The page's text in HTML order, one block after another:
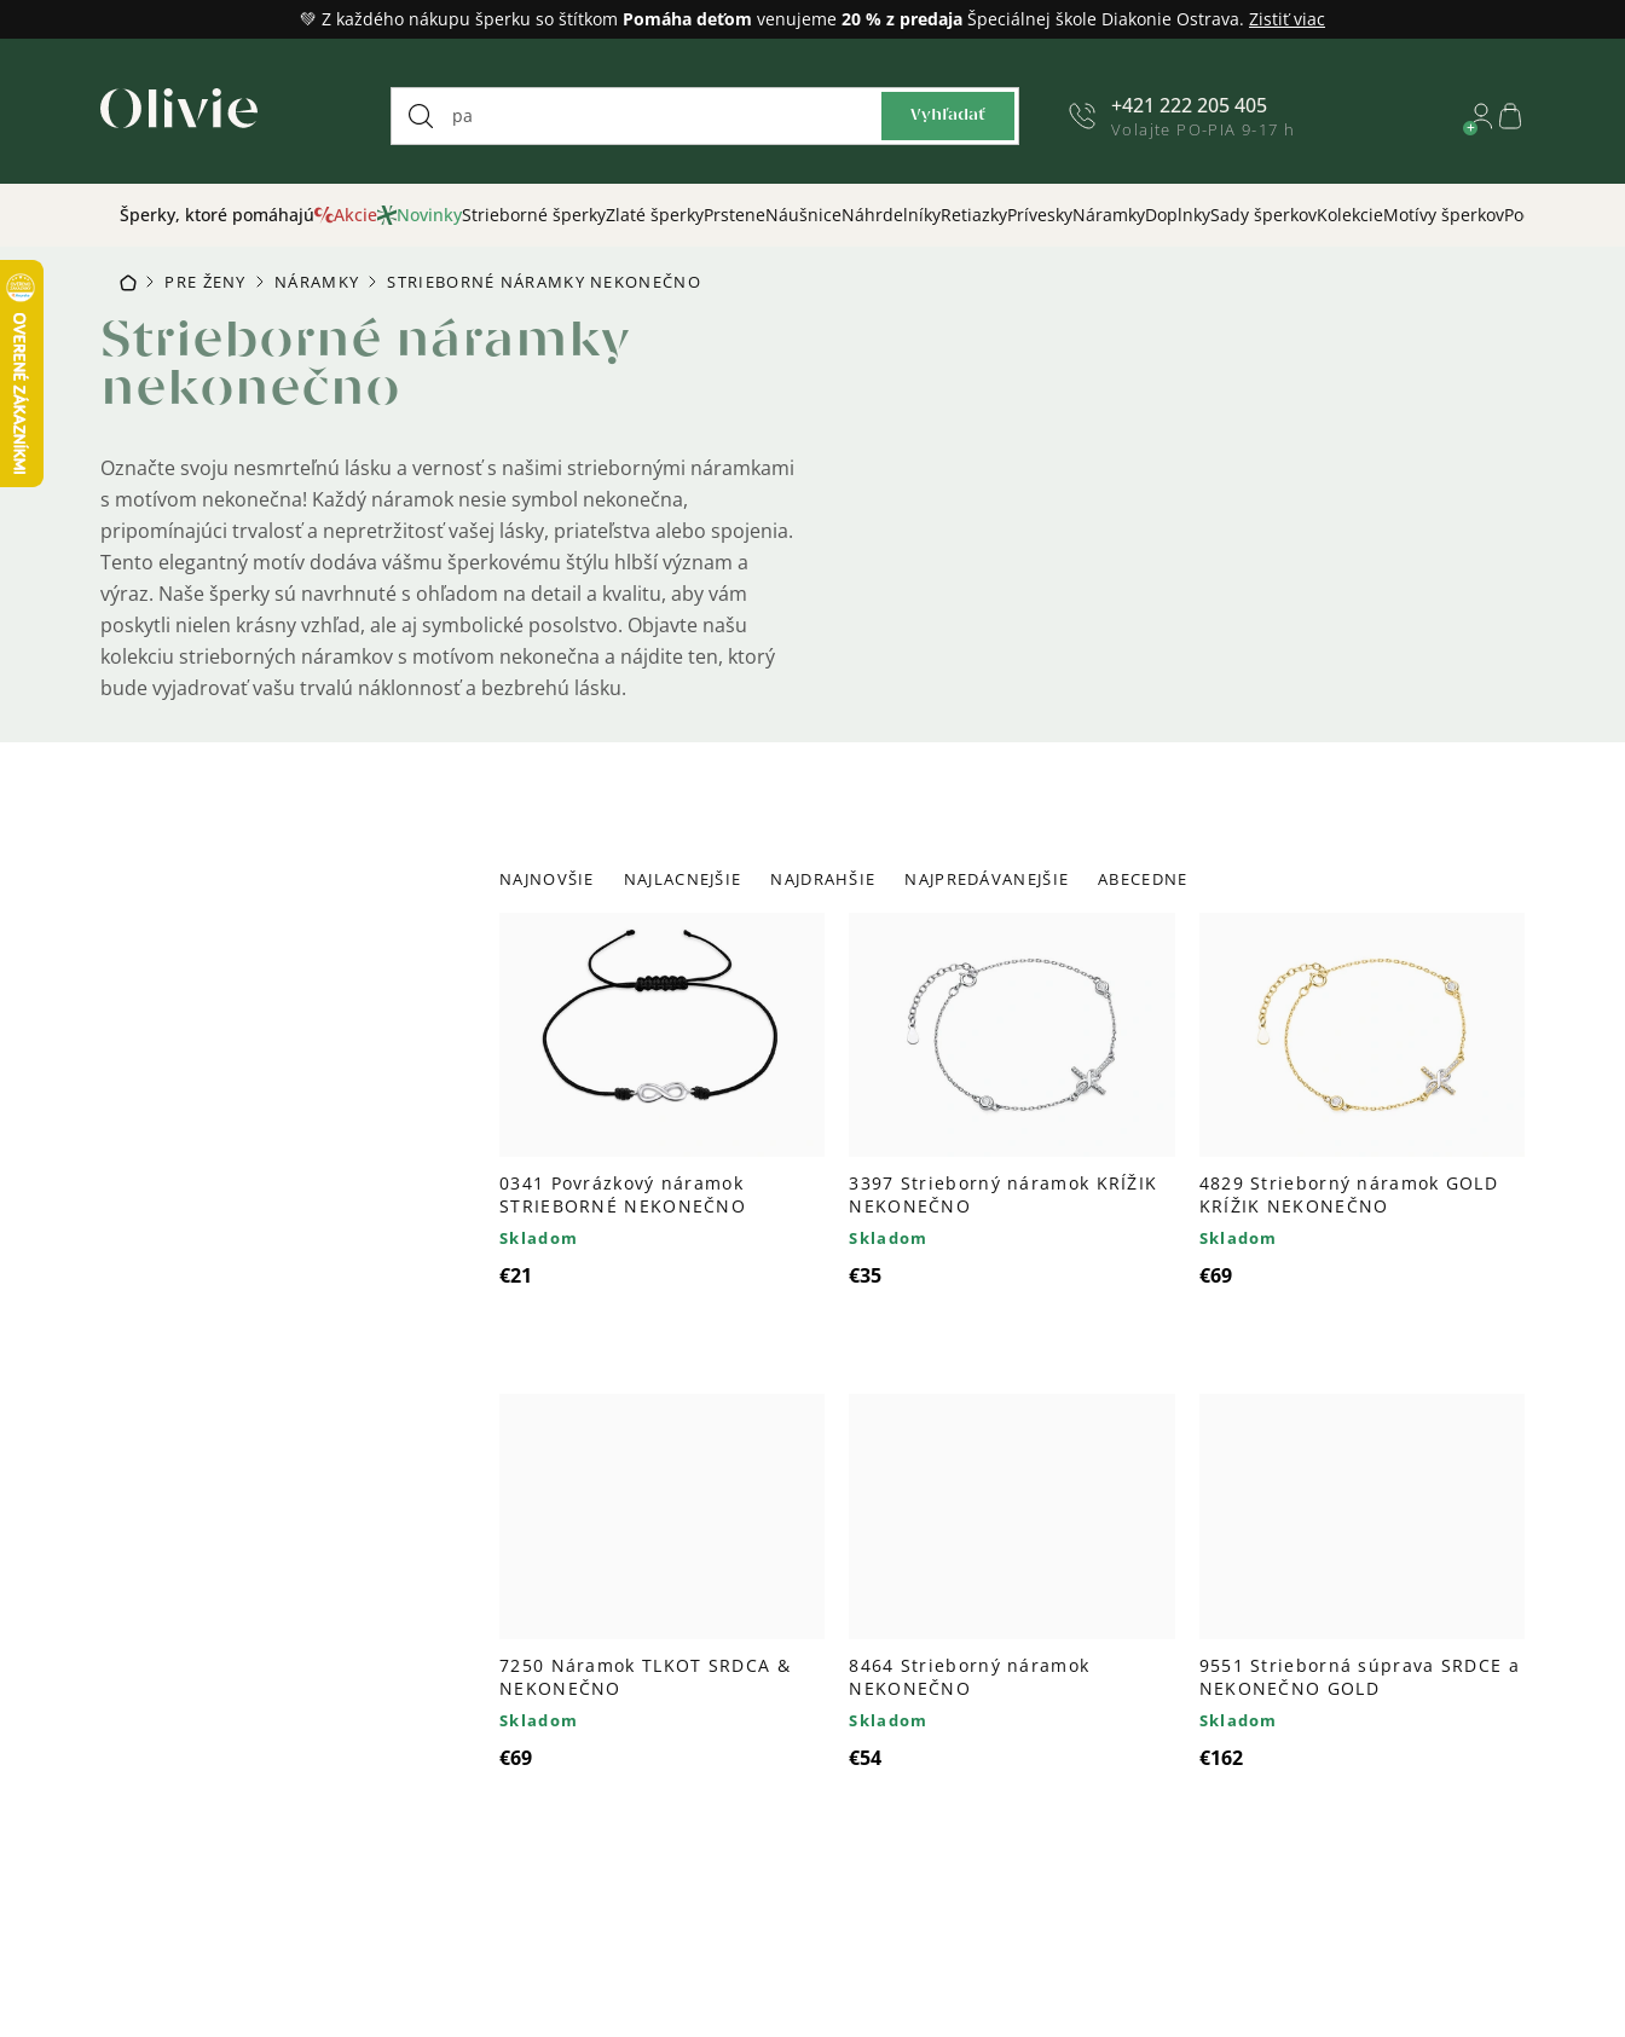
na
💚 Z každého nákupu šperku so štítkom Pomáha deťom venujeme 20 % z predaja Špeciálnej škole Diakonie Ostrava. Zistiť viac
Vyhľadať +421 222 205 405
Volajte PO-PIA 9-17 h
Nákupný
Šperky, ktoré pomáhajú Akcie NovinkyStrieborné šperkyZlaté šperkyPrsteneNáušniceNáhrdelníkyRetiazkyPríveskyNáramkyDoplnkySady šperkovKolekcieMotívy šperkovPodľa
DOMOVPRE ŽENY NÁRAMKY STRIEBORNÉ NÁRAMKY NEKONEČNO
Strieborné náramky
nekonečno
Označte svoju nesmrteľnú lásku a vernosť s našimi striebornými náramkami
s motívom nekonečna! Každý náramok nesie symbol nekonečna,
pripomínajúci trvalosť a nepretržitosť vašej lásky, priateľstva alebo spojenia.
Tento elegantný motív dodáva vášmu šperkovému štýlu hlbší význam a
výraz. Naše šperky sú navrhnuté s ohľadom na detail a kvalitu, aby vám
poskytli nielen krásny vzhľad, ale aj symbolické posolstvo. Objavte našu
kolekciu strieborných náramkov s motívom nekonečna a nájdite ten, ktorý
bude vyjadrovať vašu trvalú náklonnosť a bezbrehú lásku.
Radenie
produktov
NAJNOVŠIE NAJLACNEJŠIE NAJDRAHŠIE NAJPREDÁVANEJŠIE ABECEDNE
Výpis
produktov
0341 Povrázkový náramok
STRIEBORNÉ NEKONEČNO
Skladom
€21
3397 Strieborný náramok KRÍŽIK
NEKONEČNO
Skladom
€35
4829 Strieborný náramok GOLD
KRÍŽIK NEKONEČNO
Skladom
€69
7250 Náramok TLKOT SRDCA &
NEKONEČNO
Skladom
€69
8464 Strieborný náramok
NEKONEČNO
Skladom
€54
9551 Strieborná súprava SRDCE a
NEKONEČNO GOLD
Skladom
€162